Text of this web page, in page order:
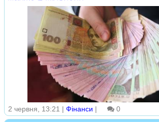
2 червня, 13:21 | Фінанси | 0